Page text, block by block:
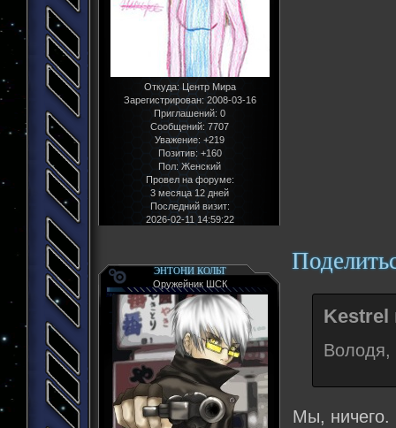
Откуда:Центр Мира
Зарегистрирован: 2008-03-16
Приглашений: 0
Сообщений: 7707
Уважение: +219
Позитив: +160
Пол:Женский
Провел на форуме:
3 месяца 12 дней
Последний визит:
2026-02-11 14:59:22
ЭНТОНИ КОЛЬТ
Оружейник ШСК
Kestrel
Володя,
Мы, ничего.